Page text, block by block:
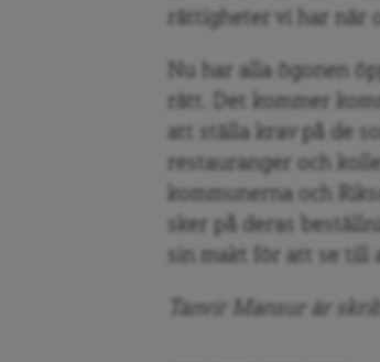
rättigheter vi har när
Nu har alla ögonen
rätt. Det kommer
att ställa krav på de
restauranger och
kommunerna och
sker på deras
sin makt för att se till
Tanvir Mansur är